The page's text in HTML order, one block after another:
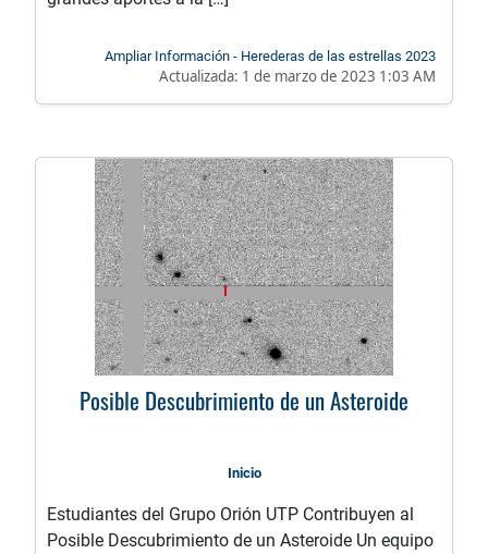
Ampliar Información - Herederas de las estrellas 2023
Actualizada: 1 de marzo de 2023 1:03 AM
Posible Descubrimiento de un Asteroide
Inicio
Estudiantes del Grupo Orión UTP Contribuyen al
Posible Descubrimiento de un Asteroide Un equipo